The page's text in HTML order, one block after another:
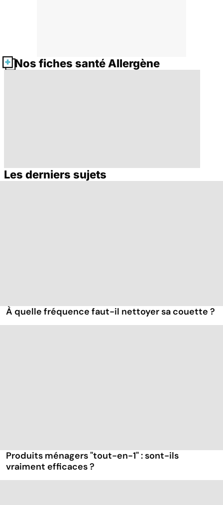
Nos fiches santé Allergène
Allergies
Soigner les
Les derniers sujets
À quelle fréquence faut-il nettoyer sa couette ?
Produits ménagers "tout-en-1" : sont-ils
vraiment efficaces ?